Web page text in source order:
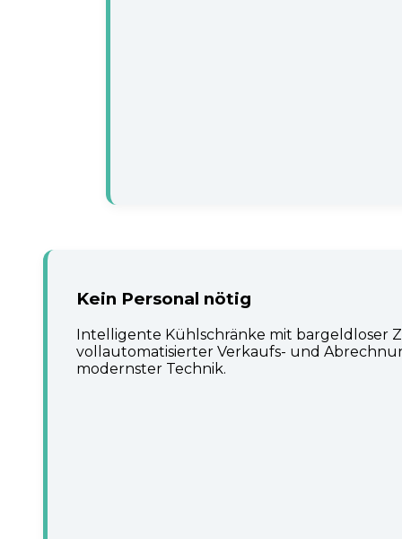
Kein Personal nötig
Intelligente Kühlschränke mit bargeldloser
vollautomatisierter Verkaufs- und
modernster Technik.